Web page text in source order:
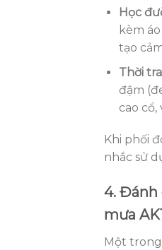
Học
kèm
tạo
Thời
đậm
cao
Khi phối
nhắc sử
4. Đánh
mưa
Một